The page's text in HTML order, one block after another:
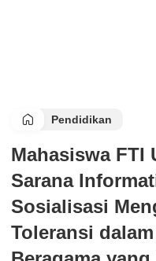
Pendidikan
Mahasiswa FTI
Sarana
Sosialisasi
Toleransi